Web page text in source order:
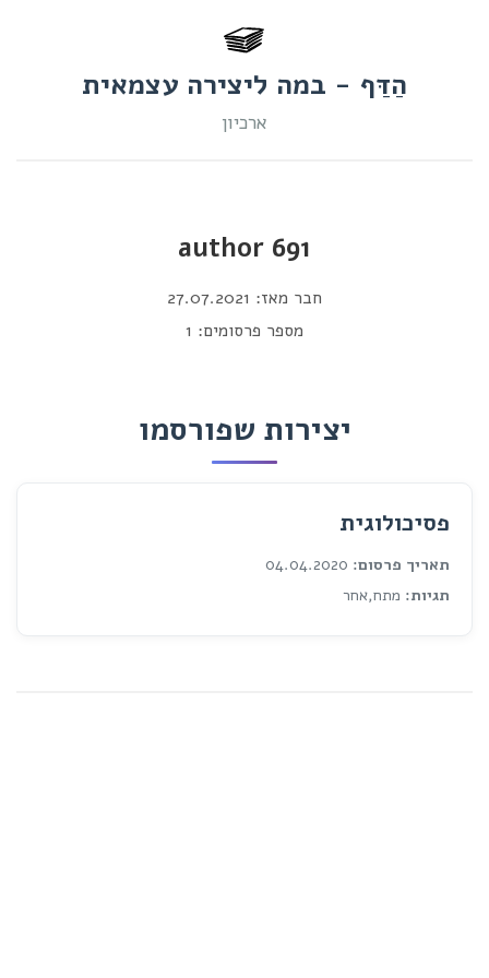
הַדַּף - במה ליצירה עצמאית
ארכיון
author 691
חבר מאז: 27.07.2021
מספר פרסומים: 1
יצירות שפורסמו
פסיכולוגית
תאריך פרסום:
תגיות: מתח,אחר